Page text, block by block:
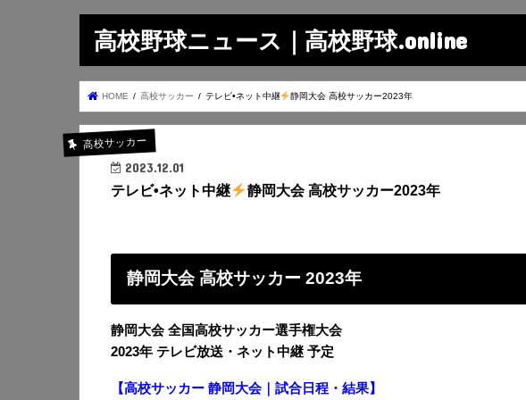
高校野球ニュース｜高校野球.online
HOME 高校サッカー テレビ•ネット中継 静岡大会 高校サッカー2023年
高校サッカー
2023.12.01
テレビ•ネット中継 静岡大会 高校サッカー2023年
静岡大会 高校サッカー 2023年
静岡大会 全国高校サッカー選手権大会
2023年 テレビ放送・ネット中継 予定
【高校サッカー 静岡大会｜試合日程・結果】